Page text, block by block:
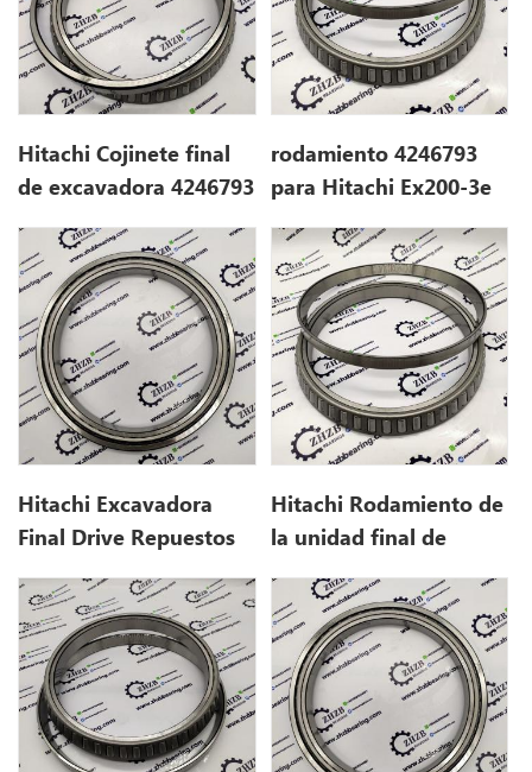
Hitachi Cojinete final
de excavadora 4246793
rodamiento 4246793
para Hitachi Ex200-3e
Hitachi Excavadora
Final Drive Repuestos
Hitachi Rodamiento de
la unidad final de
para ex300-3